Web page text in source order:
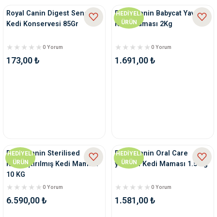
Royal Canin Digest Sensitive
Kedi Konservesi 85Gr
0 Yorum
173,00 ₺
HEDİYELİ
ÜRÜN
Royal Canin Babycat Yavru
Kedi Maması 2Kg
0 Yorum
1.691,00 ₺
HEDİYELİ
ÜRÜN
Royal Canin Sterilised
Kısırlaştırılmış Kedi Maması
10 KG
0 Yorum
6.590,00 ₺
HEDİYELİ
ÜRÜN
Royal Canin Oral Care
yetişkin Kedi Maması 1.5 Kg
0 Yorum
1.581,00 ₺